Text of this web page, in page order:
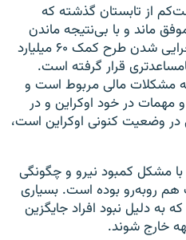
از تابستان گذشته که
ماند و با بی‌نتیجه ماندن
بحث‌ها در کنگره آمریکا برای اجرایی شدن طرح کمک ۶۰ میلیارد
قرار گرفته است.
مشکلات مالی مربوط است و
در خود اوکراین و در
وضعیت کنونی اوکراین است،
با مشکل کمبود نیرو و چگونگی
هم روبه‌رو بوده است. بسیاری
به دلیل نبود افراد جایگزین
خارج شوند.